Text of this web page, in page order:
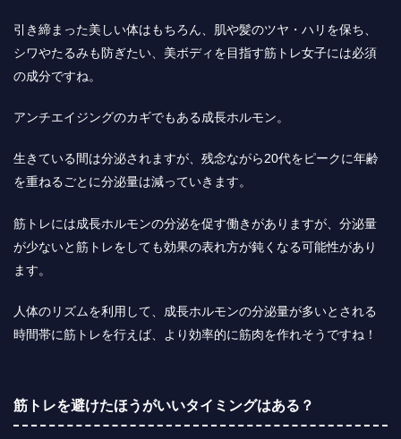
引き締まった美しい体はもちろん、肌や髪のツヤ・ハリを保ち、
シワやたるみも防ぎたい、美ボディを目指す筋トレ女子には必須
の成分ですね。
アンチエイジングのカギでもある成長ホルモン。
生きている間は分泌されますが、残念ながら20代をピークに年齢
を重ねるごとに分泌量は減っていきます。
筋トレには成長ホルモンの分泌を促す働きがありますが、分泌量
が少ないと筋トレをしても効果の表れ方が鈍くなる可能性があり
ます。
人体のリズムを利用して、 成長ホルモンの分泌量が多いとされる
時間帯に筋トレを行えば、より効率的に筋肉を作れそう ですね！
筋トレを避けたほうがいいタイミングはある？